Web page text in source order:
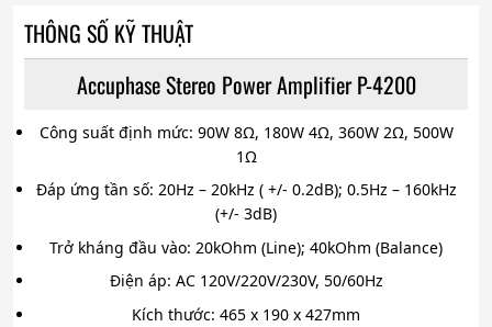
THÔNG SỐ KỸ THUẬT
Accuphase Stereo Power Amplifier P-4200
Công suất định mức: 90W 8Ω, 180W 4Ω, 360W 2Ω, 500W
1Ω
Đáp ứng tần số: 20Hz – 20kHz ( +/- 0.2dB); 0.5Hz – 160kHz
(+/- 3dB)
Trở kháng đầu vào: 20kOhm (Line); 40kOhm (Balance)
Điện áp: AC 120V/220V/230V, 50/60Hz
Kích thước: 465 x 190 x 427mm